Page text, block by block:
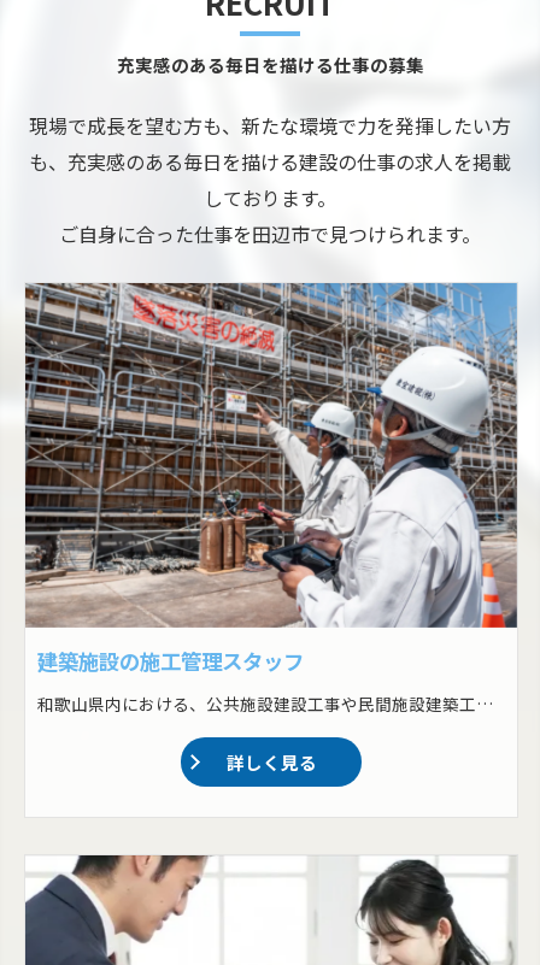
充実感のある毎日を描ける仕事の募集
現場で成長を望む方も、新たな環境で力を発揮したい方
も、充実感のある毎日を描ける建設の仕事の求人を掲載
しております。
ご自身に合った仕事を田辺市で見つけられます。
建築施設の施工管理スタッフ
和歌山県内における、公共施設建設工事や民間施設建築工事の施工管理をおまかせします！ ・スケジュール・予算管理 ・現場監督(監視・品質管理・撮影) ・必要な資材の調達と在庫管理 ・現場での安全基準の確認と実施 ・報告書の作成
詳しく見る